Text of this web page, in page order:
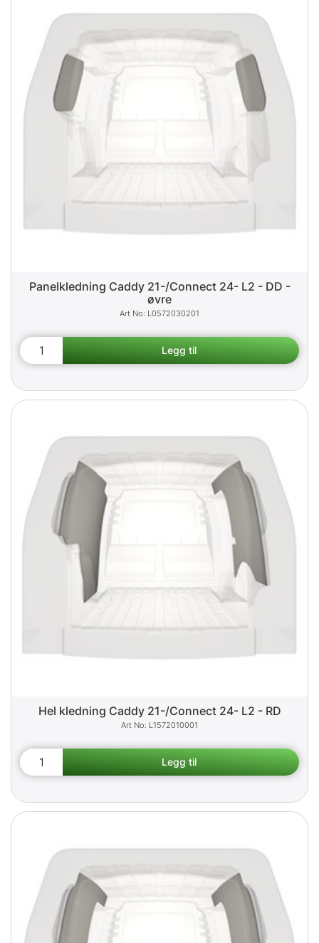
Panelkledning Caddy 21-/Connect 24- L2 - DD -
øvre
L0572030201
Hel kledning Caddy 21-/Connect 24- L2 - RD
L1572010001